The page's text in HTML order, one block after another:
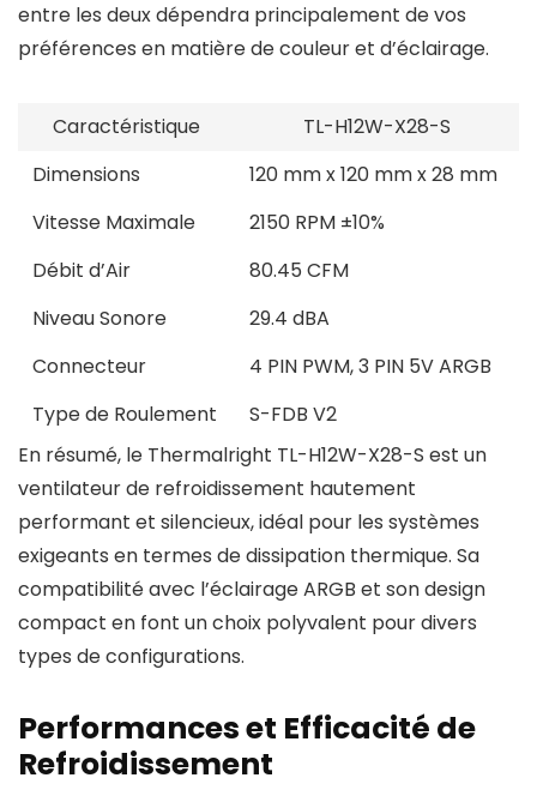
entre les deux dépendra principalement de vos
préférences en matière de couleur et d’éclairage.
Caractéristique
TL-H12W-X28-S
Dimensions
120 mm x 120 mm x 28 mm
Vitesse Maximale
2150 RPM ±10%
Débit d’Air
80.45 CFM
Niveau Sonore
29.4 dBA
Connecteur
4 PIN PWM, 3 PIN 5V ARGB
Type de Roulement
S-FDB V2
En résumé, le Thermalright TL-H12W-X28-S est un
ventilateur de refroidissement hautement
performant et silencieux, idéal pour les systèmes
exigeants en termes de dissipation thermique. Sa
compatibilité avec l’éclairage ARGB et son design
compact en font un choix polyvalent pour divers
types de configurations.
Performances et Efficacité de
Refroidissement